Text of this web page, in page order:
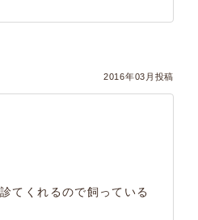
2016年03月投稿
てくれるので飼っている